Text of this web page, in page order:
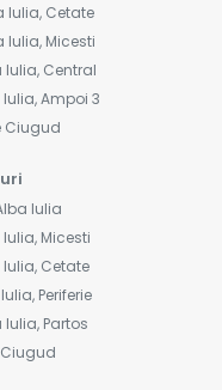
Iulia, Cetate
Iulia, Micesti
Iulia, Central
Ampoi 3
Ciugud
Iulia
Micesti
Cetate
Periferie
Partos